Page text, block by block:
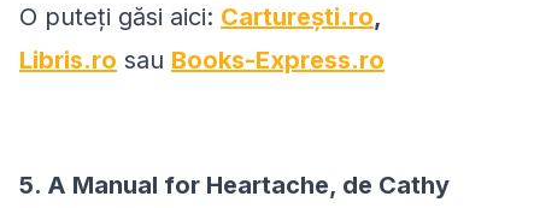
O puteți găsi aici: Carturești.ro,
Libris.ro sau Books-Express.ro
5. A Manual for Heartache, de Cathy